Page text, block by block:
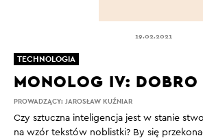
19.02.2021
PROWADZĄCY: JAROSŁAW KUŹNIAR
MONOLOG IV: DOBRO
Czy sztuczna inteligencja jest w stanie
na wzór tekstów noblistki? By się
TECHNOLOGIA